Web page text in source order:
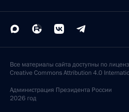
Все материалы сайта доступны по
Creative Commons Attribution 4.0
Администрация Президента России
2026 год